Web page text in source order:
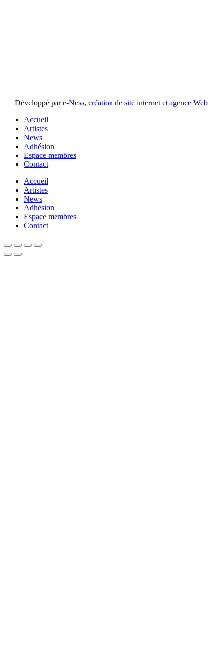
Développé pare-Ness, création de site internet et agence Web
Accueil
Artistes
News
Adhésion
Espace membres
Contact
Accueil
Artistes
News
Adhésion
Espace membres
Contact